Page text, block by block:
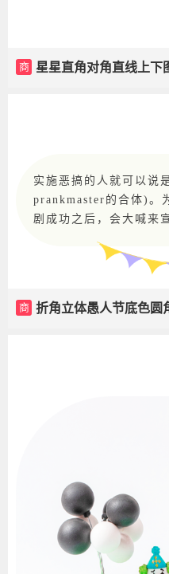
商 星星直角对角直线上下
实施恶搞的人就可以说
prankmaster的合体)。
剧成功之后，会大喊来
商 折角立体愚人节底色圆